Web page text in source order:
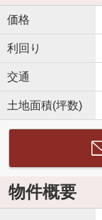
価格
利回り
交通
土地面積(坪数)
物件概要